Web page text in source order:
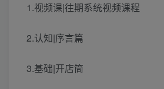
1.视频课|往期系统视频课程
2.认知|序言篇
3.基础|开店筒